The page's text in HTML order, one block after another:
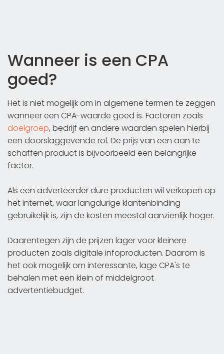
Wanneer is een CPA
goed?
Het is niet mogelijk om in algemene termen te zeggen
wanneer een CPA-waarde goed is. Factoren zoals
doelgroep, bedrijf en andere waarden spelen hierbij
een doorslaggevende rol. De prijs van een aan te
schaffen product is bijvoorbeeld een belangrijke
factor.
Als een adverteerder dure producten wil verkopen op
het internet, waar langdurige klantenbinding
gebruikelijk is, zijn de kosten meestal aanzienlijk hoger.
Daarentegen zijn de prijzen lager voor kleinere
producten zoals digitale infoproducten. Daarom is
het ook mogelijk om interessante, lage CPA's te
behalen met een klein of middelgroot
advertentiebudget.